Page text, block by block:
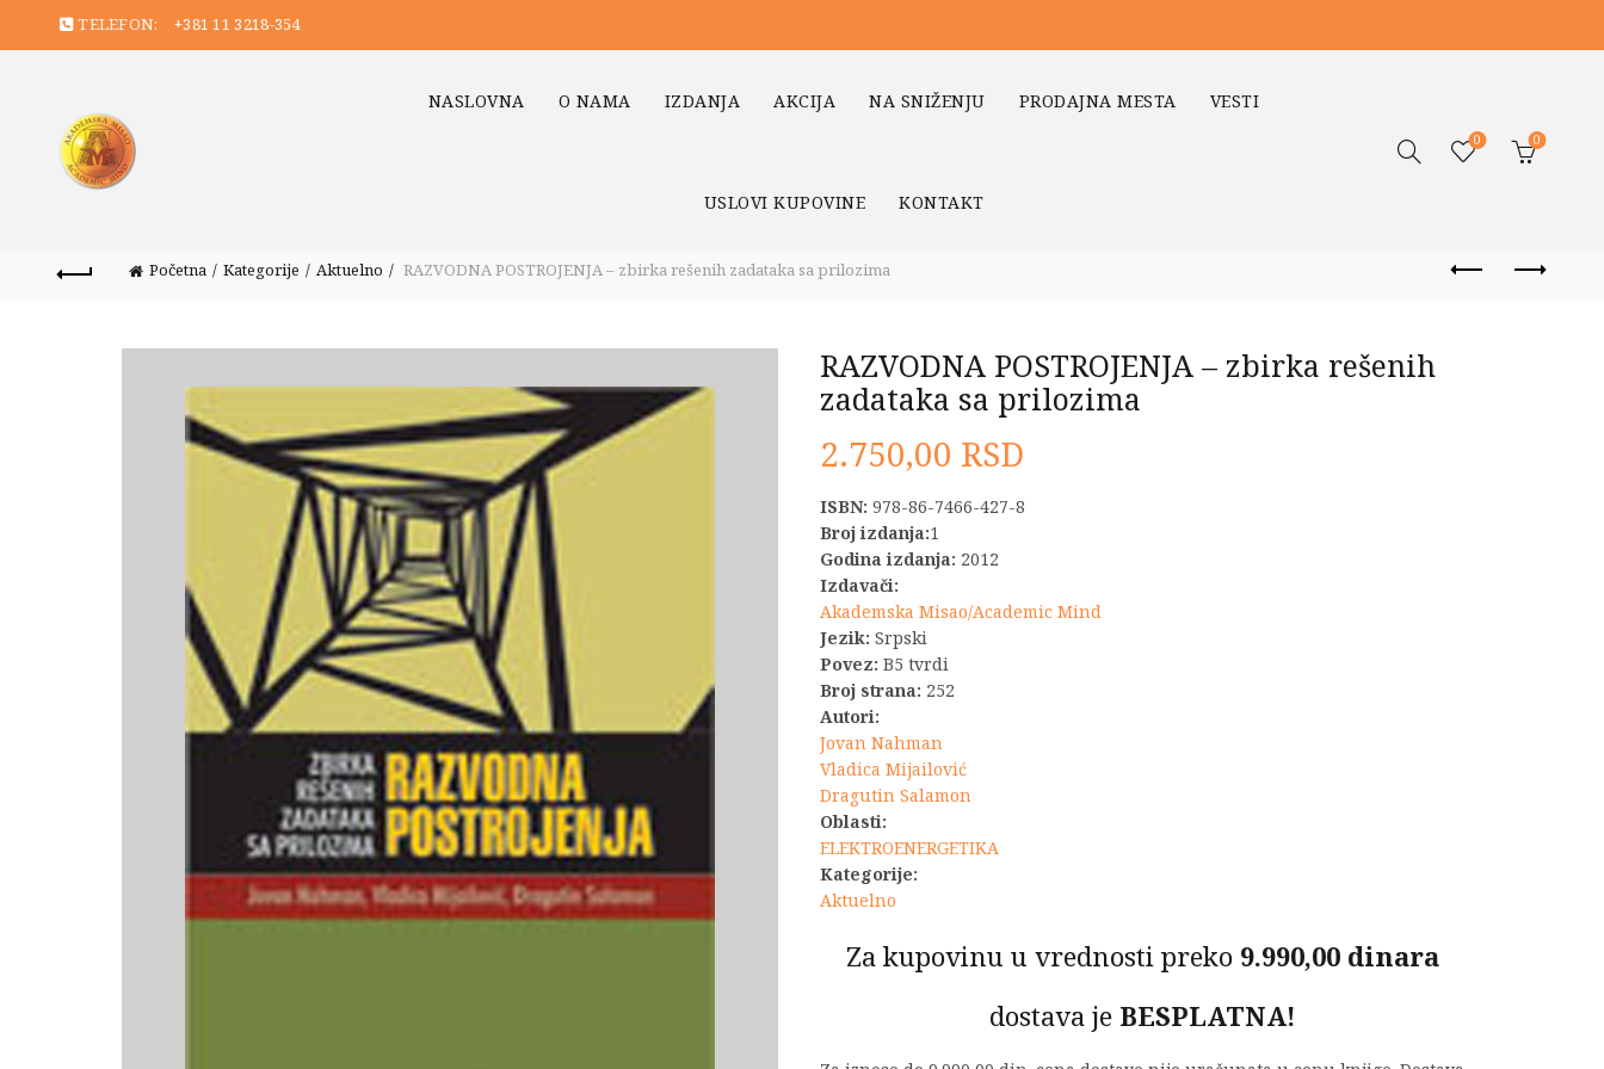
TELEFON: +381 11 3218-354
NASLOVNA O NAMA IZDANJA AKCIJA NA SNIŽENJU PRODAJNA MESTA VESTI
USLOVI KUPOVINE KONTAKT
0 0
Početna Kategorije Aktuelno RAZVODNA POSTROJENJA – zbirka rešenih zadataka sa prilozima
RAZVODNA POSTROJENJA – zbirka rešenih
zadataka sa prilozima
2.750,00 RSD
ISBN: 978-86-7466-427-8
Broj izdanja:1
Godina izdanja: 2012
Izdavači:
Akademska Misao/Academic Mind
Jezik: Srpski
Povez: B5 tvrdi
Broj strana: 252
Autori:
Jovan Nahman
Vladica Mijailović
Dragutin Salamon
Oblasti:
ELEKTROENERGETIKA
Kategorije:
Aktuelno
Za kupovinu u vrednosti preko 9.990,00 dinara
dostava je BESPLATNA!